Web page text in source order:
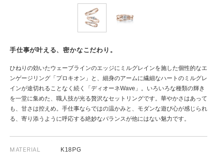
手仕事が叶える、密かなこだわり。
ひねりの効いたウェーブラインのエッジにミルグレインを施した個性的なエ
ンゲージリング「プロキオン」と、細身のアームに繊細なハートのミルグレ
インが途切れることなく続く「ディオーネWave」。いろいろな種類の輝き
を一堂に集めた、職人技が光る贅沢なセットリングです。華やかさはあって
も、甘さは控えめ。手仕事ならではの温かみと、モダンな遊び心が感じられ
る、寄り添うように呼応する絶妙なバランスが他にはない魅力です。
MATERIAL K18PG